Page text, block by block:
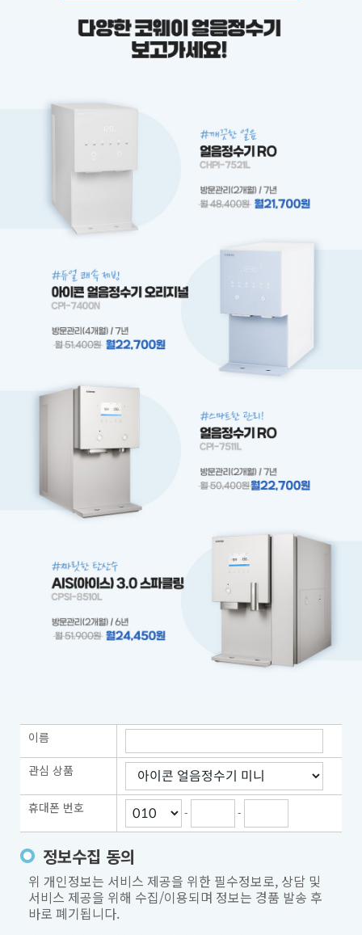
이름
관심 상품
휴대폰 번호 - -
정보수집 동의
위 개인정보는 서비스 제공을 위한 필수정보로, 상담 및
서비스 제공을 위해 수집/이용되며 정보는 경품 발송 후
바로 폐기됩니다.